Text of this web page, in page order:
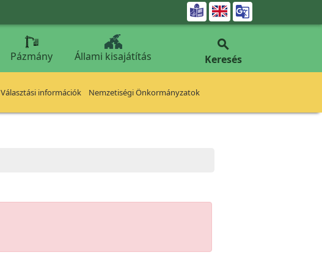

Pázmány Állami kisajátítás

Keresés
Választási információk Nemzetiségi Önkormányzatok